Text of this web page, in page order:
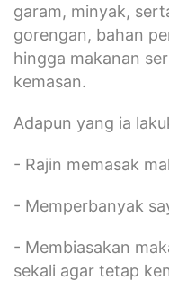
garam, minyak,
gorengan, bahan
hingga makanan
kemasan.
Adapun yang ia
- Rajin memasak
- Memperbanyak
- Membiasakan
sekali agar tetap